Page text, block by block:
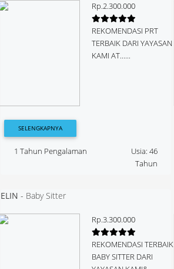
Rp.2.300.000
REKOMENDASI PRT
TERBAIK DARI YAYASAN
KAMI AT......
SELENGKAPNYA
1 Tahun Pengalaman
Usia: 46
Tahun
ELIN - Baby Sitter
Rp.3.300.000
REKOMENDASI TERBAIK
BABY SITTER DARI